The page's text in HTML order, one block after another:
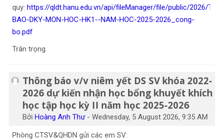
quy: https://qldt.hanu.edu.vn/api/fileManager/file/public/2026/
BAO-DKY-MON-HOC-HK1--NAM-HOC-2025-2026_cong-
bo.pdf
Trân trọng.
Thông báo v/v niêm yết DS SV khóa 2022-
2026 dự kiến nhận học bổng khuyết khích
học tập học kỳ II năm học 2025-2026
Bởi Hoàng Anh Thư- Wednesday, 5 August 2026, 9:35 AM
Phòng CTSV&QHDN gửi các em SV: